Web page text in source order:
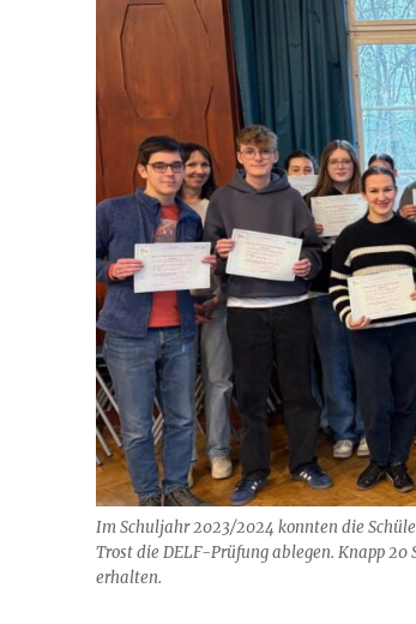
Im Schuljahr 2023/2024 konnten die
Trost die DELF-Prüfung ablegen. Knapp
erhalten.